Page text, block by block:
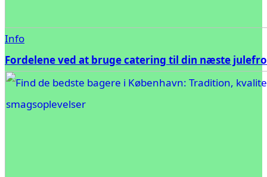
Info
Fordelene ved at bruge catering til din næste